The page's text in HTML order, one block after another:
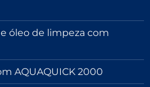
óleo de limpeza com
AQUAQUICK 2000